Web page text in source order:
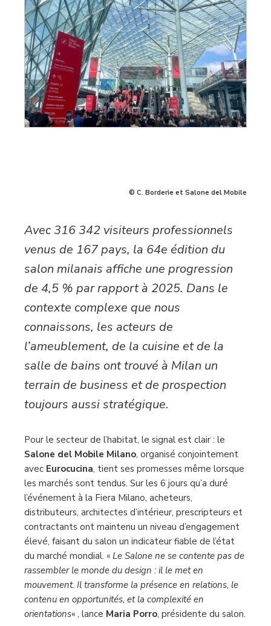
© C. Borderie et Salone del Mobile
Avec 316 342 visiteurs professionnels
venus de 167 pays, la 64e édition du
salon milanais affiche une progression
de 4,5 % par rapport à 2025. Dans le
contexte complexe que nous
connaissons, les acteurs de
l’ameublement, de la cuisine et de la
salle de bains ont trouvé à Milan un
terrain de business et de prospection
toujours aussi stratégique.
Pour le secteur de l’habitat, le signal est clair : le
Salone del Mobile Milano, organisé conjointement
avec Eurocucina, tient ses promesses même lorsque
les marchés sont tendus. Sur les 6 jours qu’a duré
l’événement à la Fiera Milano, acheteurs,
distributeurs, architectes d’intérieur, prescripteurs et
contractants ont maintenu un niveau d’engagement
élevé, faisant du salon un indicateur fiable de l’état
du marché mondial. « Le Salone ne se contente pas de
rassembler le monde du design : il le met en
mouvement. Il transforme la présence en relations, le
contenu en opportunités, et la complexité en
orientations« , lance Maria Porro, présidente du salon.